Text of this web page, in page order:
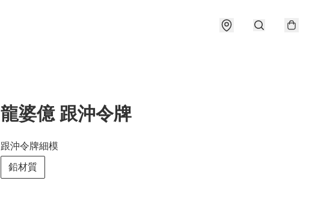
龍婆億 跟沖令牌
跟沖令牌細模
鉛材質